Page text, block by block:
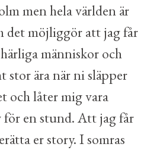
men hela världen är
det möjliggör att jag får
människor och
stor ära när ni släpper
och låter mig vara
en stund. Att jag får
er story. I somras